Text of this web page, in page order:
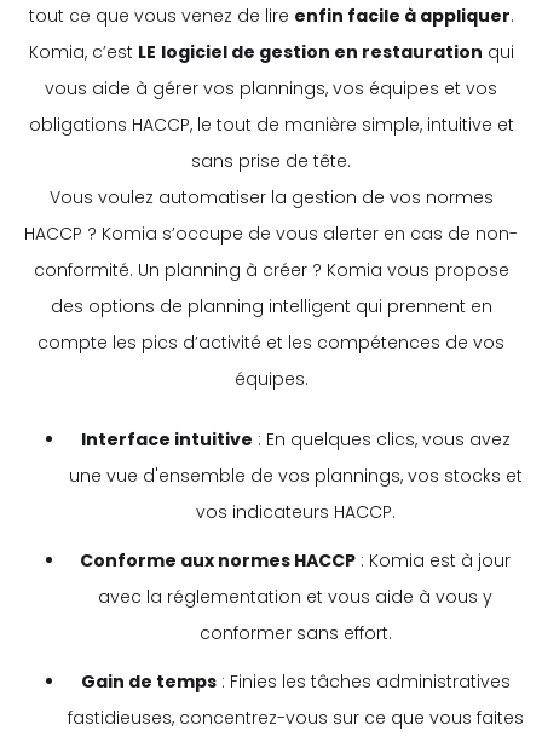
tout ce que vous venez de lire enfin facile à appliquer.
Komia, c’est LE logiciel de gestion en restauration qui
vous aide à gérer vos plannings, vos équipes et vos
obligations HACCP, le tout de manière simple, intuitive et
sans prise de tête.
Vous voulez automatiser la gestion de vos normes
HACCP ? Komia s’occupe de vous alerter en cas de non-
conformité. Un planning à créer ? Komia vous propose
des options de planning intelligent qui prennent en
compte les pics d’activité et les compétences de vos
équipes.
Interface intuitive : En quelques clics, vous avez
une vue d'ensemble de vos plannings, vos stocks et
vos indicateurs HACCP.
Conforme aux normes HACCP : Komia est à jour
avec la réglementation et vous aide à vous y
conformer sans effort.
Gain de temps: Finies les tâches administratives
fastidieuses, concentrez-vous sur ce que vous faites